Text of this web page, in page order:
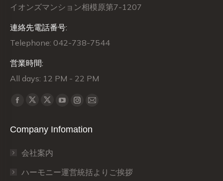
イオンズマンション相模原第7-1207
連絡先電話番号:
Telephone: 042-738-7544
営業時間:
All days: 12 PM - 22 PM
Find us on:
Facebook
opens
new
window
X
opens
new
window
X
opens
new
window
YouTube
opens
window
Instagram
opens
window
Mail
opens
window
Company Infomation
会社案内
ハーモニー運営統括よりご挨拶